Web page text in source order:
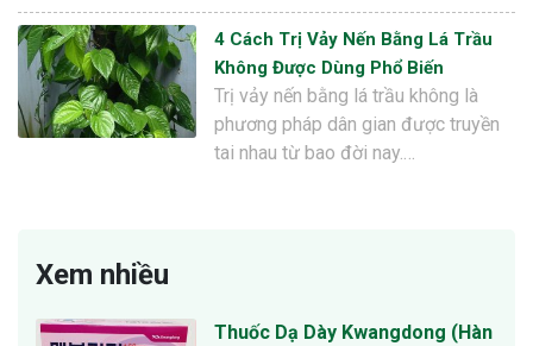
4 Cách Trị Vảy Nến Bằng Lá Trầu
Không Được Dùng Phổ Biến
Trị vảy nến bằng lá trầu không là
phương pháp dân gian được truyền
tai nhau từ bao đời nay.…
Xem nhiều
Thuốc Dạ Dày Kwangdong (Hàn